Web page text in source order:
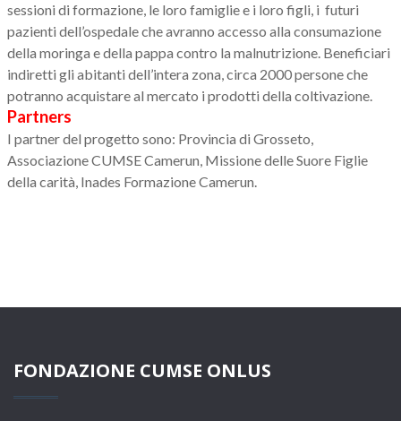
sessioni di formazione, le loro famiglie e i loro figli, i futuri
pazienti dell’ospedale che avranno accesso alla consumazione
della moringa e della pappa contro la malnutrizione. Beneficiari
indiretti gli abitanti dell’intera zona, circa 2000 persone che
potranno acquistare al mercato i prodotti della coltivazione.
Partners
I partner del progetto sono: Provincia di Grosseto,
Associazione CUMSE Camerun, Missione delle Suore Figlie
della carità, Inades Formazione Camerun.
FONDAZIONE CUMSE ONLUS